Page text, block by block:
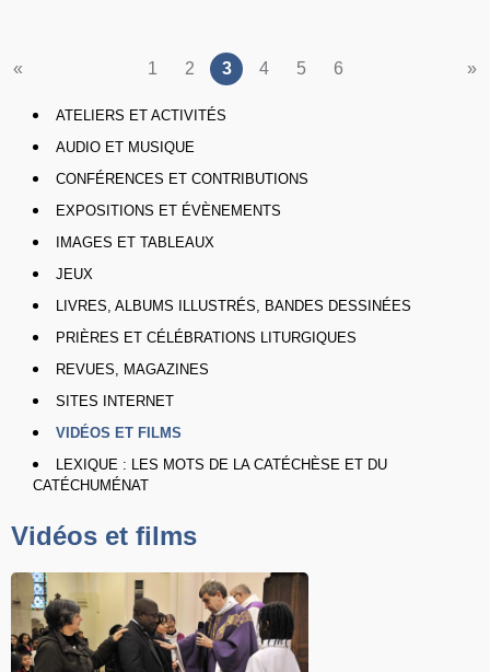
« 1 2 3 4 5 6 »
ATELIERS ET ACTIVITÉS
AUDIO ET MUSIQUE
CONFÉRENCES ET CONTRIBUTIONS
EXPOSITIONS ET ÉVÈNEMENTS
IMAGES ET TABLEAUX
JEUX
LIVRES, ALBUMS ILLUSTRÉS, BANDES DESSINÉES
PRIÈRES ET CÉLÉBRATIONS LITURGIQUES
REVUES, MAGAZINES
SITES INTERNET
VIDÉOS ET FILMS
LEXIQUE : LES MOTS DE LA CATÉCHÈSE ET DU
CATÉCHUMÉNAT
Vidéos et films